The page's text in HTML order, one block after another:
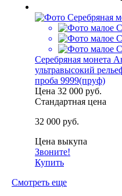
Серебряная монета
ультравысокий
проба 9999(пруф)
Цена 32 000 руб.
Стандартная цена
32 000 руб.
Цена выкупа
Звоните!
Купить
Смотреть еще